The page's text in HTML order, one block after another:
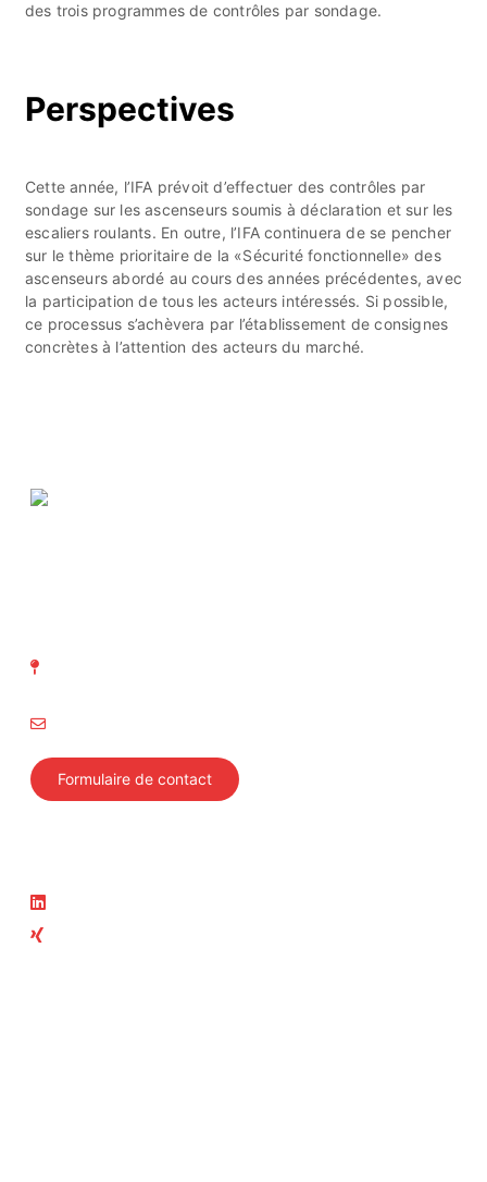
des trois programmes de contrôles par sondage.
Perspectives
Cette année, l’IFA prévoit d’effectuer des contrôles par
sondage sur les ascenseurs soumis à déclaration et sur les
escaliers roulants. En outre, l’IFA continuera de se pencher
sur le thème prioritaire de la «Sécurité fonctionnelle» des
ascenseurs abordé au cours des années précédentes, avec
la participation de tous les acteurs intéressés. Si possible,
ce processus s’achèvera par l’établissement de consignes
concrètes à l’attention des acteurs du marché.
Formulaire de contact